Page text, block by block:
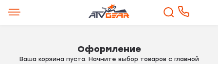
Оформление
Ваша корзина пуста. Начните выбор товаров с главной